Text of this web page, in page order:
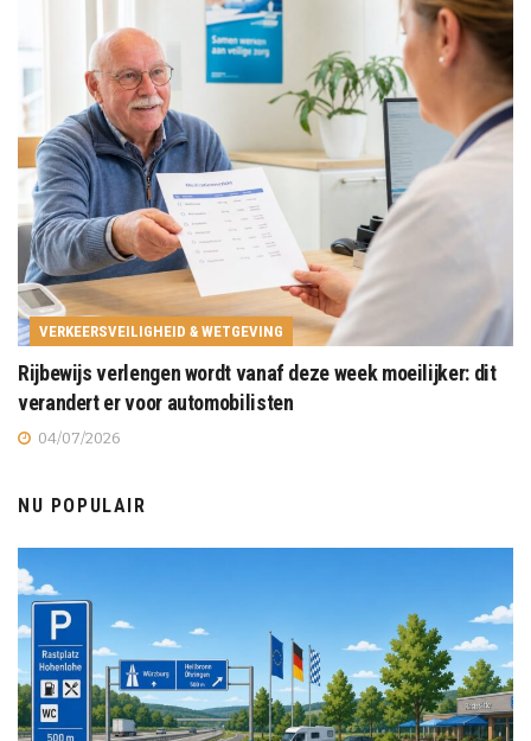
VERKEERSVEILIGHEID & WETGEVING
Rijbewijs verlengen wordt vanaf deze week moeilijker: dit
verandert er voor automobilisten
04/07/2026
NU POPULAIR